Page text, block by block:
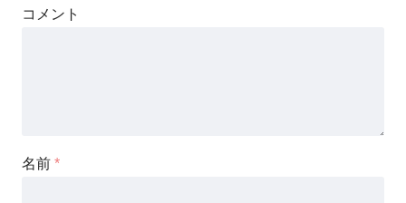
コメント
名前 *